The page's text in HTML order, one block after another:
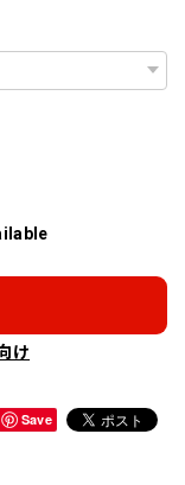
け
Save